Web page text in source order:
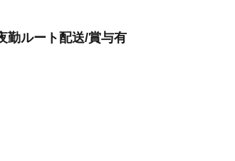
勤ルート配送/賞与有